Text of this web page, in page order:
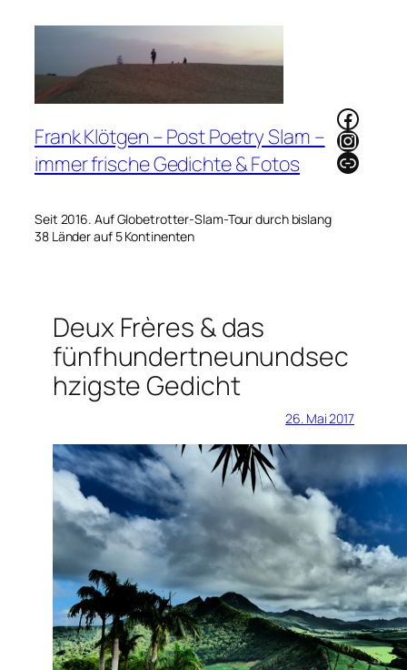
Frank Klötgen – Post Poetry Slam –
immer frische Gedichte & Fotos
Seit 2016. Auf Globetrotter-Slam-Tour durch bislang
38 Länder auf 5 Kontinenten
Link
Deux Frères & das
fünfhundertneunundsec
hzigste Gedicht
26. Mai 2017